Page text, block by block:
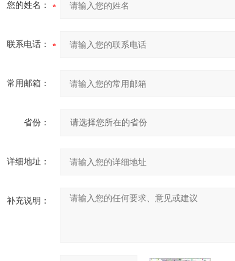
您的姓名：
联系电话：
常用邮箱：
省份：
详细地址：
补充说明：